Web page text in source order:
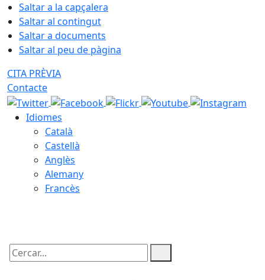
Saltar a la capçalera
Saltar al contingut
Saltar a documents
Saltar al peu de pàgina
CITA PRÈVIA
Contacte
Idiomes
Català
Castellà
Anglès
Alemany
Francès
Cercar: